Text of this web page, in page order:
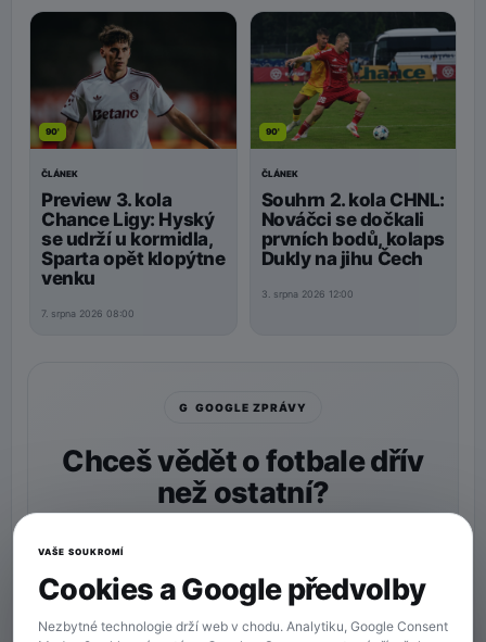
90'
ČLÁNEK
Preview 3. kola
Chance Ligy: Hyský
se udrží u kormidla,
Sparta opět klopýtne
venku
7. srpna 2026 08:00
90'
ČLÁNEK
Souhrn 2. kola CHNL:
Nováčci se dočkali
prvních bodů, kolaps
Dukly na jihu Čech
3. srpna 2026 12:00
G GOOGLE ZPRÁVY
Chceš vědět o fotbale dřív
než ostatní?
Více zpráv na Googlu
VAŠE SOUKROMÍ
Cookies a Google předvolby
Nezbytné technologie drží web v chodu. Analytiku, Google Consent